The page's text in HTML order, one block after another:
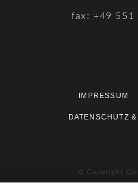
fax: +49 551
IMPRESSUM
DATENSCHUTZ
© Copyright